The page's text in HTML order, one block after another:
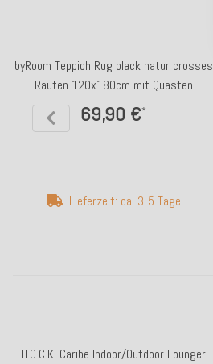
byRoom Teppich Rug black natur crosses
Rauten 120x180cm mit Quasten
69,90 €*
Lieferzeit: ca. 3-5 Tage
H.O.C.K. Caribe Indoor/Outdoor Lounger